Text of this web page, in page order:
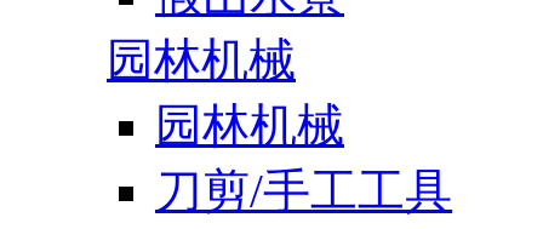
园林机械
园林机械
刀剪/手工工具